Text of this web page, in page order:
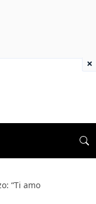
“Ti amo
×